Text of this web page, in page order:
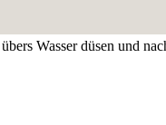
Wasser düsen und